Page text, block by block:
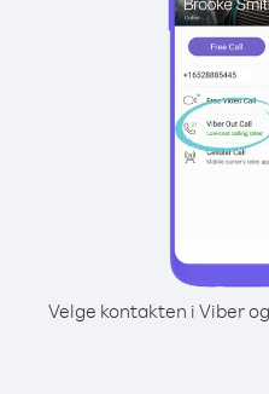
Velge kontakten i Viber